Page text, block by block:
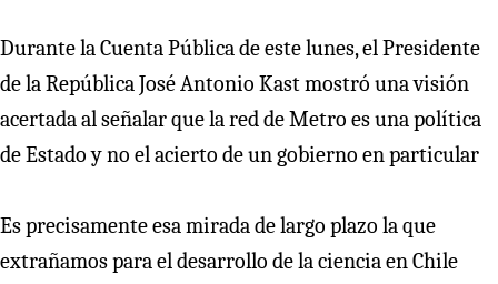
Durante la Cuenta Pública de este lunes, el Presidente
de la República José Antonio Kast mostró una visión
acertada al señalar que la red de Metro es una política
de Estado y no el acierto de un gobierno en particular
Es precisamente esa mirada de largo plazo la que
extrañamos para el desarrollo de la ciencia en Chile